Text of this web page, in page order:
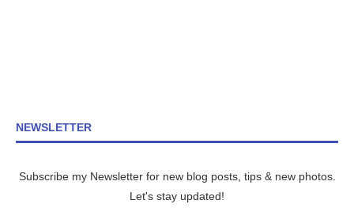
NEWSLETTER
Subscribe my Newsletter for new blog posts, tips & new photos.
Let's stay updated!